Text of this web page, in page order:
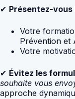
✔ Présentez-
Votre
Prévention et
Votre
✔ Évitez les
souhaite vous
approche